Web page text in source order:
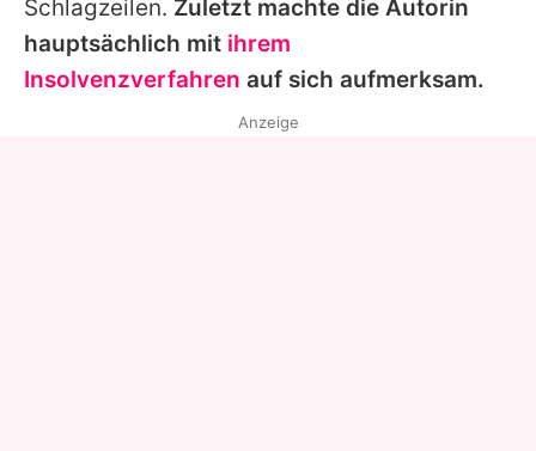
Schlagzeilen. Zuletzt machte die Autorin
hauptsächlich mit ihrem
Insolvenzverfahren auf sich aufmerksam.
Anzeige